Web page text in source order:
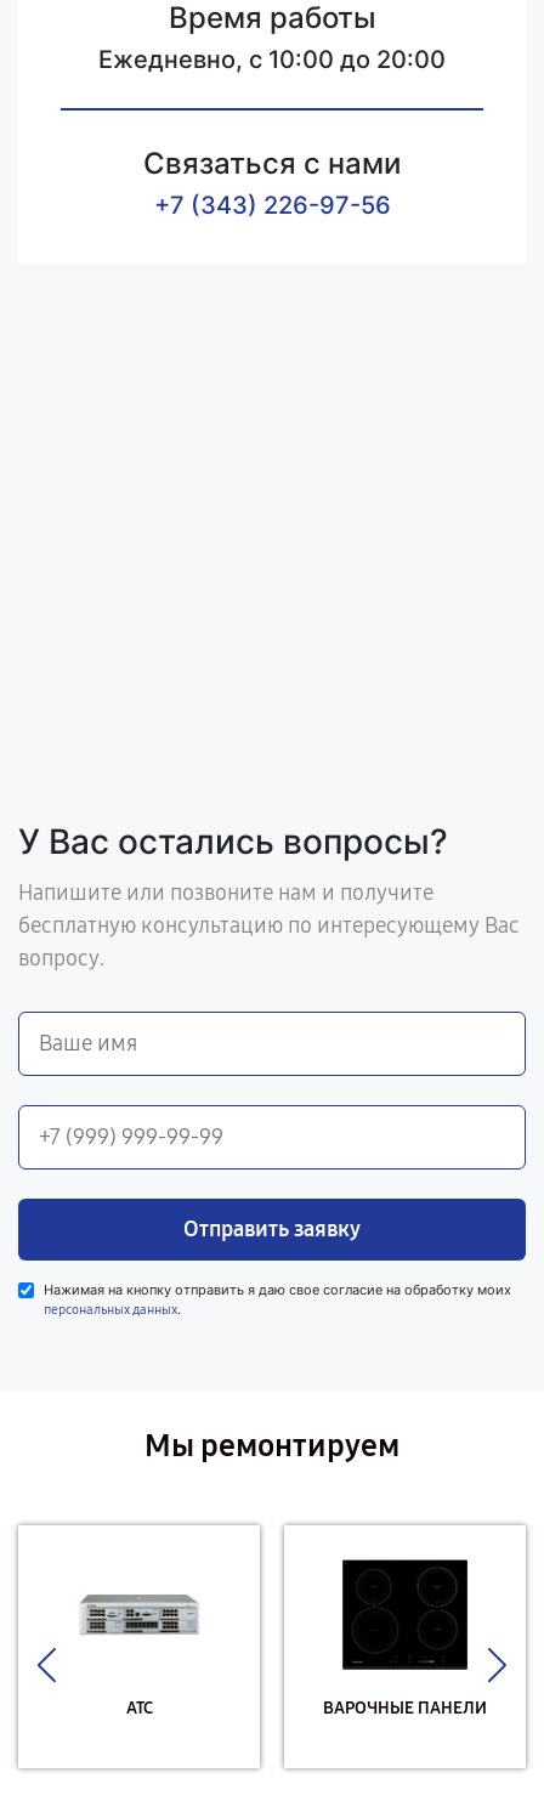
Время работы
Ежедневно, с 10:00 до 20:00
Связаться с нами
+7 (343) 226-97-56
У Вас остались вопросы?
Напишите или позвоните нам и получите
бесплатную консультацию по интересующему Вас
вопросу.
Отправить заявку
Нажимая на кнопку отправить я даю свое согласие на обработку моих
персональных данных.
Мы ремонтируем
АТС ВАРОЧНЫЕ ПАНЕЛИ